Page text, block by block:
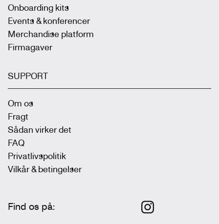
Onboarding kits
Events & konferencer
Merchandise platform
Firmagaver
SUPPORT
Om os
Fragt
Sådan virker det
FAQ
Privatlivspolitik
Vilkår & betingelser
Find os på: